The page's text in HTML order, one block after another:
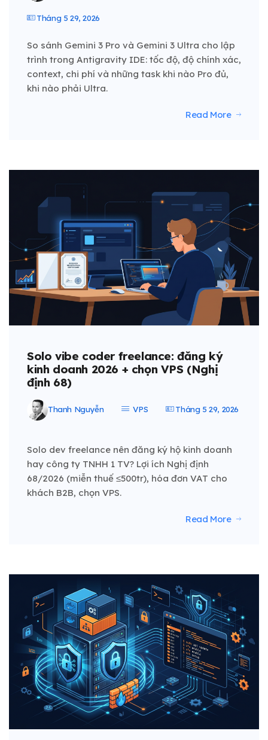
Tháng 5 29, 2026
So sánh Gemini 3 Pro và Gemini 3 Ultra cho lập
trình trong Antigravity IDE: tốc độ, độ chính xác,
context, chi phí và những task khi nào Pro đủ,
khi nào phải Ultra.
Read More
Solo vibe coder freelance: đăng ký
kinh doanh 2026 + chọn VPS (Nghị
định 68)
Thanh Nguyễn VPS Tháng 5 29, 2026
Solo dev freelance nên đăng ký hộ kinh doanh
hay công ty TNHH 1 TV? Lợi ích Nghị định
68/2026 (miễn thuế ≤500tr), hóa đơn VAT cho
khách B2B, chọn VPS.
Read More